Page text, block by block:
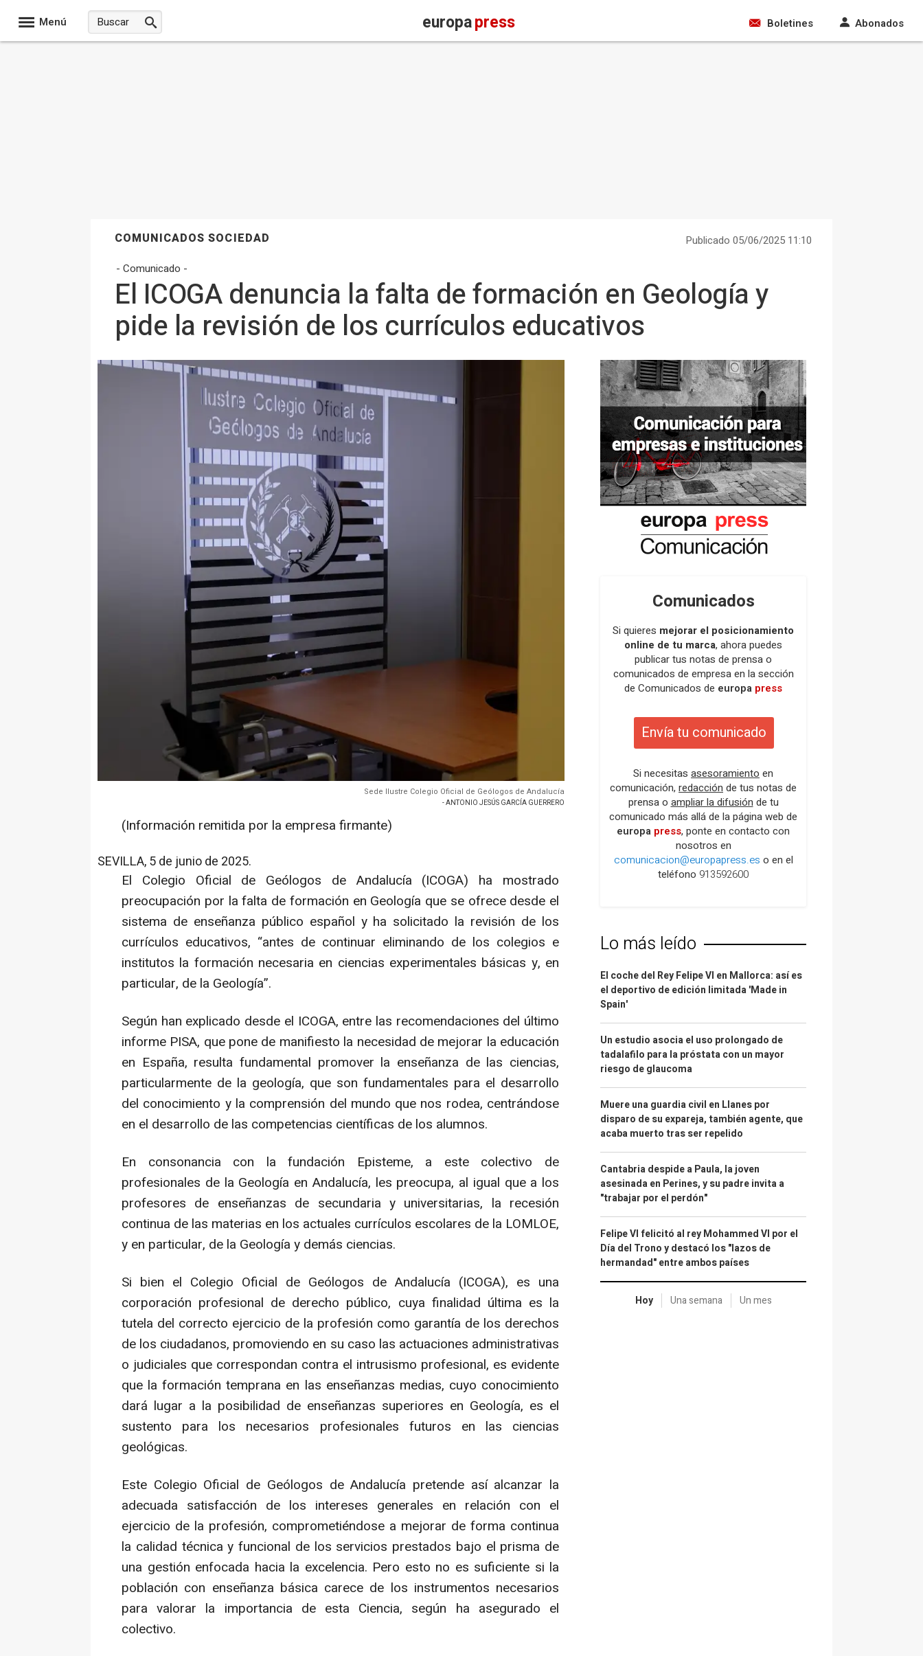
Menú europapress Boletines Abonados
COMUNICADOS SOCIEDAD
Publicado 05/06/2025 11:10
- Comunicado -
El ICOGA denuncia la falta de formación en Geología y
pide la revisión de los currículos educativos
Sede Ilustre Colegio Oficial de Geólogos de Andalucía
- ANTONIO JESÚS GARCÍA GUERRERO
(Información remitida por la empresa firmante)
SEVILLA, 5 de junio de 2025.
El Colegio Oficial de Geólogos de Andalucía (ICOGA) ha mostrado
preocupación por la falta de formación en Geología que se ofrece desde el
sistema de enseñanza público español y ha solicitado la revisión de los
currículos educativos, “antes de continuar eliminando de los colegios e
institutos la formación necesaria en ciencias experimentales básicas y, en
particular, de la Geología”.
Según han explicado desde el ICOGA, entre las recomendaciones del último
informe PISA, que pone de manifiesto la necesidad de mejorar la educación
en España, resulta fundamental promover la enseñanza de las ciencias,
particularmente de la geología, que son fundamentales para el desarrollo
del conocimiento y la comprensión del mundo que nos rodea, centrándose
en el desarrollo de las competencias científicas de los alumnos.
En consonancia con la fundación Episteme, a este colectivo de
profesionales de la Geología en Andalucía, les preocupa, al igual que a los
profesores de enseñanzas de secundaria y universitarias, la recesión
continua de las materias en los actuales currículos escolares de la LOMLOE,
y en particular, de la Geología y demás ciencias.
Si bien el Colegio Oficial de Geólogos de Andalucía (ICOGA), es una
corporación profesional de derecho público, cuya finalidad última es la
tutela del correcto ejercicio de la profesión como garantía de los derechos
de los ciudadanos, promoviendo en su caso las actuaciones administrativas
o judiciales que correspondan contra el intrusismo profesional, es evidente
que la formación temprana en las enseñanzas medias, cuyo conocimiento
dará lugar a la posibilidad de enseñanzas superiores en Geología, es el
sustento para los necesarios profesionales futuros en las ciencias
geológicas.
Este Colegio Oficial de Geólogos de Andalucía pretende así alcanzar la
adecuada satisfacción de los intereses generales en relación con el
ejercicio de la profesión, comprometiéndose a mejorar de forma continua
la calidad técnica y funcional de los servicios prestados bajo el prisma de
una gestión enfocada hacia la excelencia. Pero esto no es suficiente si la
población con enseñanza básica carece de los instrumentos necesarios
para valorar la importancia de esta Ciencia, según ha asegurado el
colectivo.
Comunicados
Si quieres mejorar el posicionamiento
online de tu marca, ahora puedes
publicar tus notas de prensa o
comunicados de empresa en la sección
de Comunicados de europa press
Envía tu comunicado
Si necesitas asesoramiento en
comunicación, redacción de tus notas de
prensa o ampliar la difusión de tu
comunicado más allá de la página web de
europa press, ponte en contacto con
nosotros en
comunicacion@europapress.es o en el
teléfono 913592600
Lo más leído
El coche del Rey Felipe VI en Mallorca: así es
el deportivo de edición limitada 'Made in
Spain'
Un estudio asocia el uso prolongado de
tadalafilo para la próstata con un mayor
riesgo de glaucoma
Muere una guardia civil en Llanes por
disparo de su expareja, también agente, que
acaba muerto tras ser repelido
Cantabria despide a Paula, la joven
asesinada en Perines, y su padre invita a
"trabajar por el perdón"
Felipe VI felicitó al rey Mohammed VI por el
Día del Trono y destacó los "lazos de
hermandad" entre ambos países
Hoy Una semana Un mes